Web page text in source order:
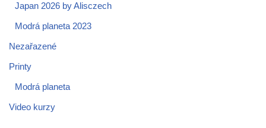
Japan 2026 by Alisczech
Modrá planeta 2023
Nezařazené
Printy
Modrá planeta
Video kurzy